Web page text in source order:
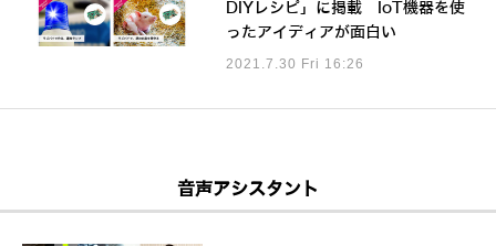
DIYレシピ」に掲載 IoT機器を使
ったアイディアが面白い
2021.7.30 Fri 16:26
音声アシスタント